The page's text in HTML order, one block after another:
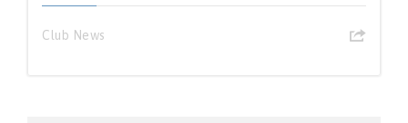
Club News